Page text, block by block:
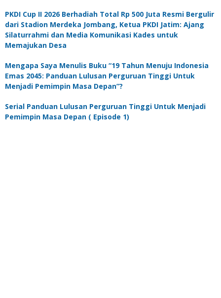
PKDI Cup II 2026 Berhadiah Total Rp 500 Juta Resmi Bergulir
dari Stadion Merdeka Jombang, Ketua PKDI Jatim: Ajang
Silaturrahmi dan Media Komunikasi Kades untuk
Memajukan Desa
Mengapa Saya Menulis Buku “19 Tahun Menuju Indonesia
Emas 2045: Panduan Lulusan Perguruan Tinggi Untuk
Menjadi Pemimpin Masa Depan”?
Serial Panduan Lulusan Perguruan Tinggi Untuk Menjadi
Pemimpin Masa Depan ( Episode 1)